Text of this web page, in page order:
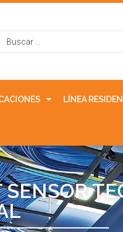
LÍNEA
SENSOR